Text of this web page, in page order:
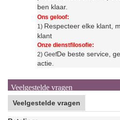
gemetalliseerde etc. Ook
screen printing en hot-
2De vorm, capaciteit,
luchtloze pompfles
3.Alle kleuren kunnen
pantone code of monster.
4.NO lek, past perfect bij
van de hoogwaardige
Geen spray, geen Spots/
pompfles